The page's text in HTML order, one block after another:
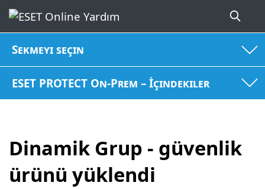
Sekmeyi seçin
ESET PROTECT On-Prem – İçindekiler
Dinamik Grup - güvenlik
ürünü yüklendi